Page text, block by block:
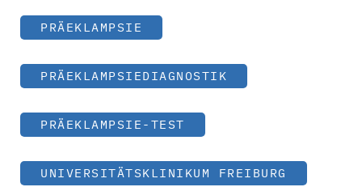
PRÄEKLAMPSIE
PRÄEKLAMPSIEDIAGNOSTIK
PRÄEKLAMPSIE-TEST
UNIVERSITÄTSKLINIKUM FREIBURG